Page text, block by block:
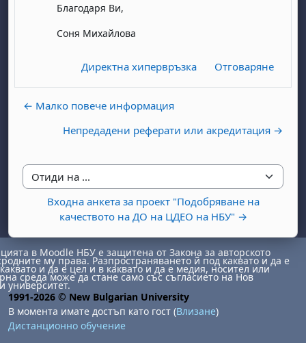
Благодаря Ви,
Соня Михайлова
Директна хипервръзка Отговаряне
← Малко повече информация
Непредадени реферати или акредитация →
Отиди на ...
Входна анкета за проект "Подобряване на
качеството на ДО на ЦДЕО на НБУ" →
в Moodle НБУ е защитена от Закона за авторското
му права. Разпространяването й под каквато и да е
и да е цел и в каквато и да е медия, носител или
среда може да стане само със съгласието на Нов
университет.
1991-2026 © New Bulgarian University
В момента имате достъп като гост (Влизане)
Дистанционно обучение